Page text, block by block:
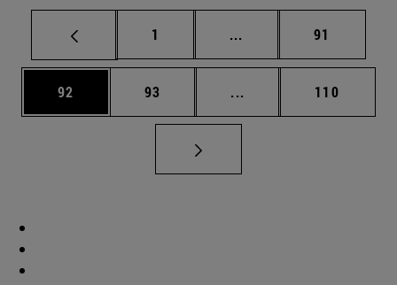
Página
1 ... Páginas intermedias
Página
91
Página
92 Página
93 ... Páginas intermedias
Página
110